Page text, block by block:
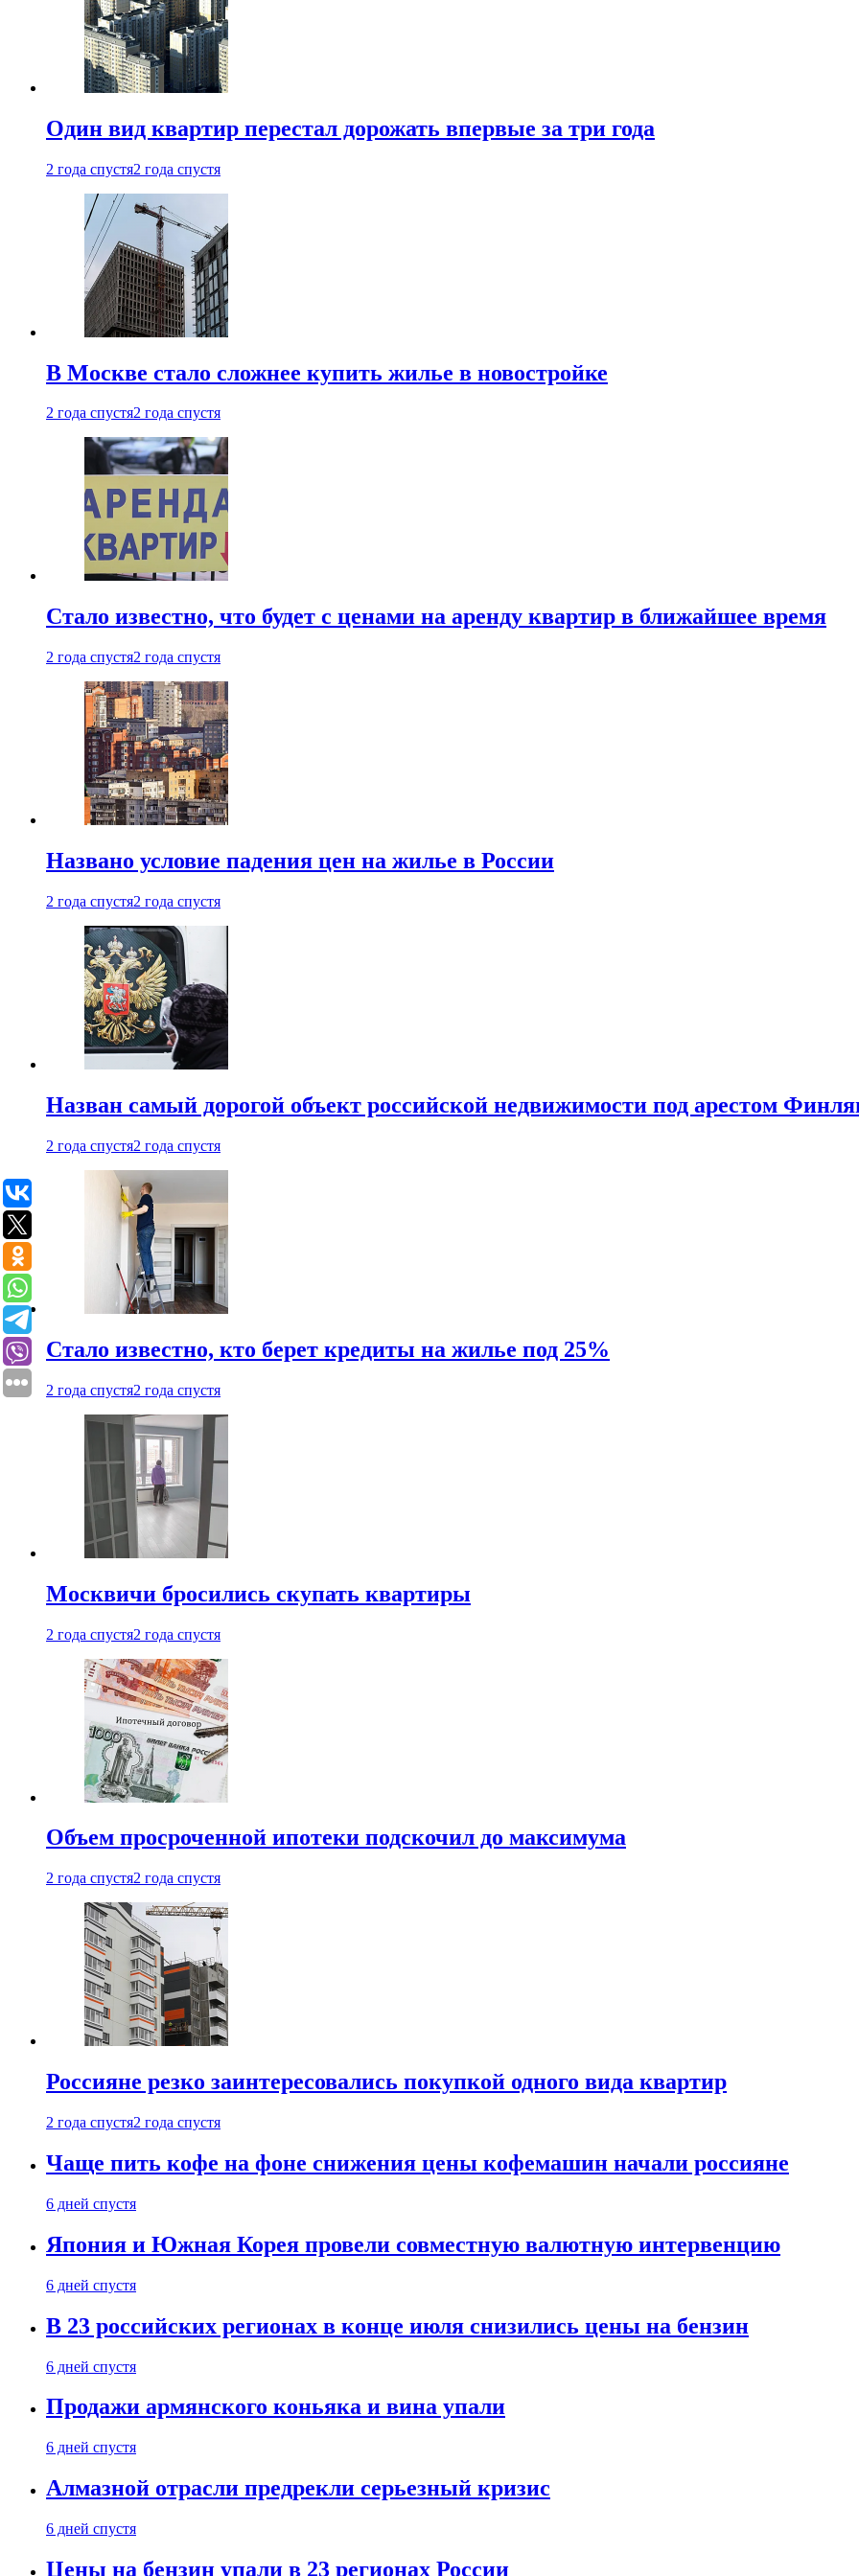
Один вид квартир перестал дорожать впервые за три года
2 года спустя2 года спустя
В Москве стало сложнее купить жилье в новостройке
2 года спустя2 года спустя
Стало известно, что будет с ценами на аренду квартир в ближайшее время
2 года спустя2 года спустя
Названо условие падения цен на жилье в России
2 года спустя2 года спустя
Назван самый дорогой объект российской недвижимости под арестом
2 года спустя2 года спустя
Стало известно, кто берет кредиты на жилье под 25%
2 года спустя2 года спустя
Москвичи бросились скупать квартиры
2 года спустя2 года спустя
Объем просроченной ипотеки подскочил до максимума
2 года спустя2 года спустя
Россияне резко заинтересовались покупкой одного вида квартир
2 года спустя2 года спустя
Чаще пить кофе на фоне снижения цены кофемашин начали россияне
6 дней спустя
Япония и Южная Корея провели совместную валютную интервенцию
6 дней спустя
В 23 российских регионах в конце июля снизились цены на бензин
6 дней спустя
Продажи армянского коньяка и вина упали
6 дней спустя
Алмазной отрасли предрекли серьезный кризис
6 дней спустя
Цены на бензин упали в 23 регионах России